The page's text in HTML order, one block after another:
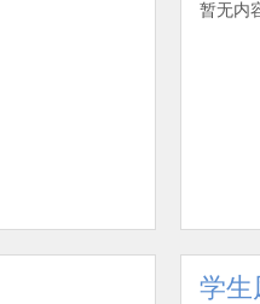
暂无内
学生